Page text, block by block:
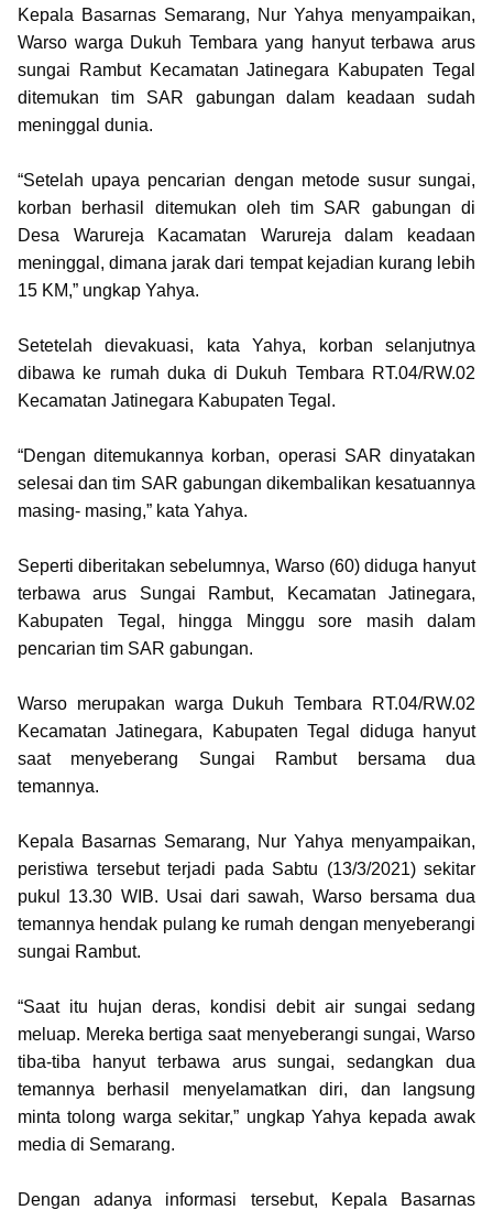
Kepala Basarnas Semarang, Nur Yahya menyampaikan,
Warso warga Dukuh Tembara yang hanyut terbawa arus
sungai Rambut Kecamatan Jatinegara Kabupaten Tegal
ditemukan tim SAR gabungan dalam keadaan sudah
meninggal dunia.
“Setelah upaya pencarian dengan metode susur sungai,
korban berhasil ditemukan oleh tim SAR gabungan di
Desa Warureja Kacamatan Warureja dalam keadaan
meninggal, dimana jarak dari tempat kejadian kurang lebih
15 KM,” ungkap Yahya.
Setetelah dievakuasi, kata Yahya, korban selanjutnya
dibawa ke rumah duka di Dukuh Tembara RT.04/RW.02
Kecamatan Jatinegara Kabupaten Tegal.
“Dengan ditemukannya korban, operasi SAR dinyatakan
selesai dan tim SAR gabungan dikembalikan kesatuannya
masing- masing,” kata Yahya.
Seperti diberitakan sebelumnya, Warso (60) diduga hanyut
terbawa arus Sungai Rambut, Kecamatan Jatinegara,
Kabupaten Tegal, hingga Minggu sore masih dalam
pencarian tim SAR gabungan.
Warso merupakan warga Dukuh Tembara RT.04/RW.02
Kecamatan Jatinegara, Kabupaten Tegal diduga hanyut
saat menyeberang Sungai Rambut bersama dua
temannya.
Kepala Basarnas Semarang, Nur Yahya menyampaikan,
peristiwa tersebut terjadi pada Sabtu (13/3/2021) sekitar
pukul 13.30 WIB. Usai dari sawah, Warso bersama dua
temannya hendak pulang ke rumah dengan menyeberangi
sungai Rambut.
“Saat itu hujan deras, kondisi debit air sungai sedang
meluap. Mereka bertiga saat menyeberangi sungai, Warso
tiba-tiba hanyut terbawa arus sungai, sedangkan dua
temannya berhasil menyelamatkan diri, dan langsung
minta tolong warga sekitar,” ungkap Yahya kepada awak
media di Semarang.
Dengan adanya informasi tersebut, Kepala Basarnas